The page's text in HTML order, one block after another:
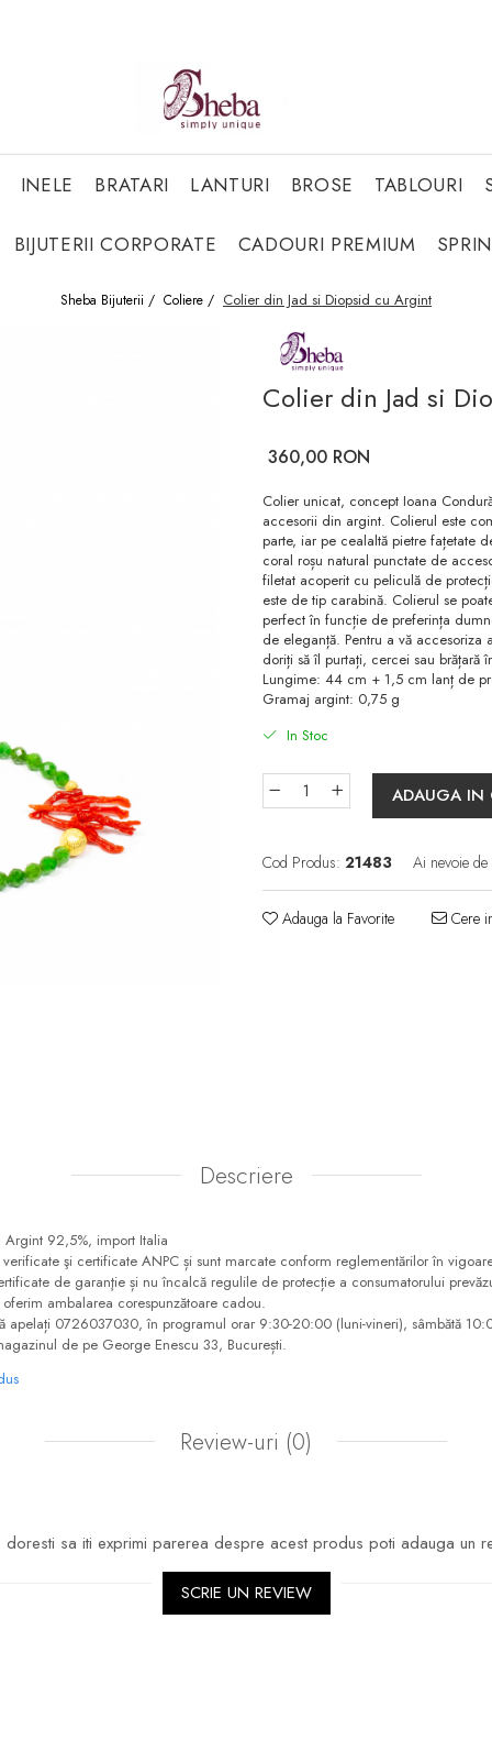
INELE BRATARI LANTURI BROSE TABLOURI
BIJUTERII CORPORATE CADOURI PREMIUM
Sheba Bijuterii / Coliere / Colier din Jad si Diopsid cu Argint
Colier din Jad si
360,00 RON
Colier unicat, concept Ioana
accesorii din argint. Colierul este
parte, iar pe cealaltă pietre fațetate
coral roșu natural punctate de
filetat acoperit cu peliculă de
este de tip carabină. Colierul se
perfect în funcție de preferința
de eleganță. Pentru a vă
doriți să îl purtați, cercei sau brățară
Lungime: 44 cm + 1,5 cm lanț de
Gramaj argint: 0,75 g
In Stoc
ADAUGA IN
Cod Produs: 21483 Ai nevoie
Adauga la Favorite Cere
Descriere
92,5%, import Italia
şi certificate ANPC și sunt marcate conform reglementărilor în
de garanţie și nu încalcă regulile de protecție a consumatorului
ambalarea corespunzătoare cadou.
apelați 0726037030, în programul orar 9:30-20:00 (luni-vineri), sâmbătă
de pe George Enescu 33, București.
Review-uri (0)
doresti sa iti exprimi parerea despre acest produs poti adauga un
SCRIE UN REVIEW